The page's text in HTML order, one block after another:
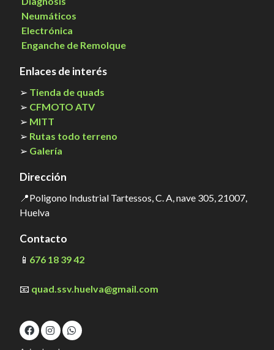
Neumáticos
Electrónica
Enganche de Remolque
Enlaces de interés
➢ Tienda de quads
➢ CFMOTO ATV
➢ MITT
➢ Rutas todo terreno
➢ Galería
Dirección
📍Poligono Industrial Tartessos, C. A, nave 305, 21007,
Huelva
Contacto
📱 676 18 39 42
📧 quad.ssv.huelva@gmail.com